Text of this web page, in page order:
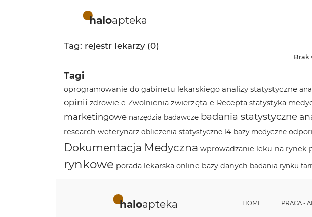
haloapteka
Tag: rejestr lekarzy (0)
Brak
Tagi
oprogramowanie do gabinetu lekarskiego analizy statystyczne
opinii zdrowie e-Zwolnienia zwierzęta e-Recepta statystyka
marketingowe narzędzia badawcze badania statystyczne
research weterynarz obliczenia statystyczne l4 bazy medyczne
Dokumentacja Medyczna wprowadzanie leku na rynek
rynkowe porada lekarska online bazy danych badania rynku
haloapteka HOME PRACA -